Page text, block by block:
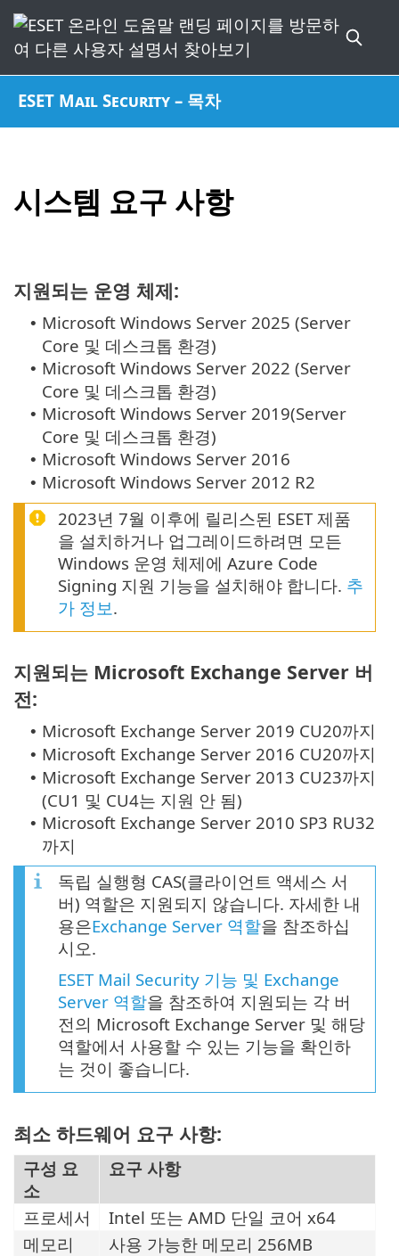
ESET Mail Security – 목차
시스템 요구 사항
지원되는 운영 체제:
• Microsoft Windows Server 2025 (Server
Core 및 데스크톱 환경)
• Microsoft Windows Server 2022 (Server
Core 및 데스크톱 환경)
• Microsoft Windows Server 2019(Server
Core 및 데스크톱 환경)
• Microsoft Windows Server 2016
• Microsoft Windows Server 2012 R2
2023년 7월 이후에 릴리스된 ESET 제품
을 설치하거나 업그레이드하려면 모든
Windows 운영 체제에 Azure Code
Signing 지원 기능을 설치해야 합니다. 추
가 정보.
지원되는 Microsoft Exchange Server 버
전:
• Microsoft Exchange Server 2019 CU20까지
• Microsoft Exchange Server 2016 CU20까지
• Microsoft Exchange Server 2013 CU23까지
(CU1 및 CU4는 지원 안 됨)
• Microsoft Exchange Server 2010 SP3 RU32
까지
독립 실행형 CAS(클라이언트 액세스 서
버) 역할은 지원되지 않습니다. 자세한 내
용은Exchange Server 역할을 참조하십
시오.
ESET Mail Security 기능 및 Exchange
Server 역할을 참조하여 지원되는 각 버
전의 Microsoft Exchange Server 및 해당
역할에서 사용할 수 있는 기능을 확인하
는 것이 좋습니다.
최소 하드웨어 요구 사항:
구성 요
소
요구 사항
프로세서
Intel 또는 AMD 단일 코어 x64
메모리
사용 가능한 메모리 256MB